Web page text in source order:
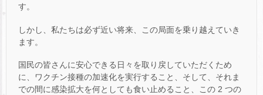
す。
しかし、私たちは必ず近い将来、この局面を乗り越えていき
ます。
国民の皆さんに安心できる日々を取り戻していただくため
に、ワクチン接種の加速化を実行すること、そして、それま
での間に感染拡大を何としても食い止めること、この 2 つの